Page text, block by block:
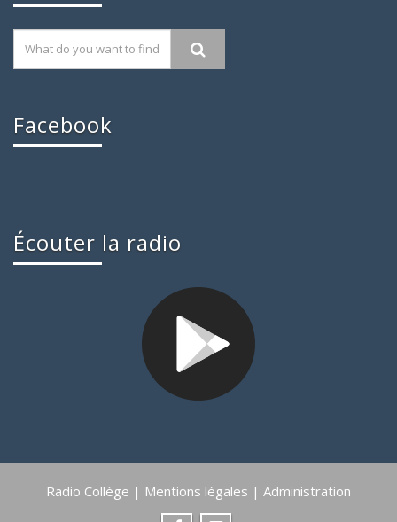
Facebook
Écouter la radio
Radio Collège | Mentions légales | Administration